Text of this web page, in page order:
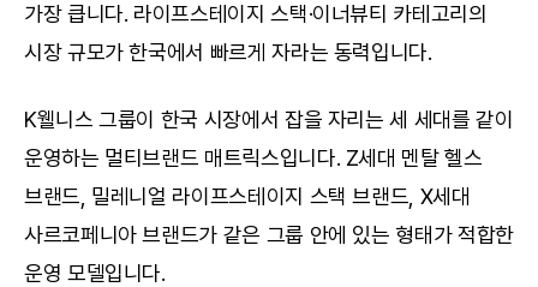
가장 큽니다. 라이프스테이지 스택·이너뷰티 카테고리의
시장 규모가 한국에서 빠르게 자라는 동력입니다.
K웰니스 그룹이 한국 시장에서 잡을 자리는 세 세대를 같이
운영하는 멀티브랜드 매트릭스입니다. Z세대 멘탈 헬스
브랜드, 밀레니얼 라이프스테이지 스택 브랜드, X세대
사르코페니아 브랜드가 같은 그룹 안에 있는 형태가 적합한
운영 모델입니다.